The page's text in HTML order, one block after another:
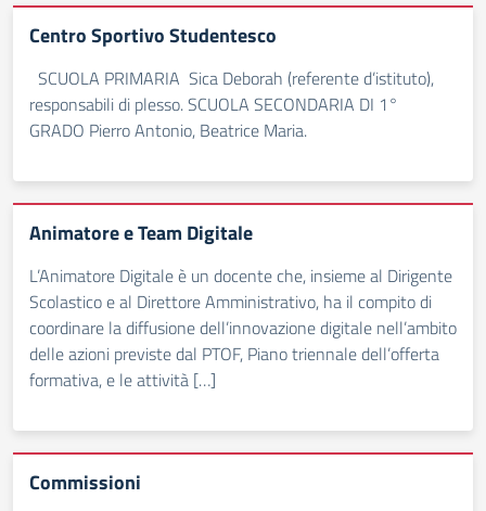
Centro Sportivo Studentesco
SCUOLA PRIMARIA Sica Deborah (referente d’istituto),
responsabili di plesso. SCUOLA SECONDARIA DI 1°
GRADO Pierro Antonio, Beatrice Maria.
Animatore e Team Digitale
L’Animatore Digitale è un docente che, insieme al Dirigente
Scolastico e al Direttore Amministrativo, ha il compito di
coordinare la diffusione dell’innovazione digitale nell’ambito
delle azioni previste dal PTOF, Piano triennale dell’offerta
formativa, e le attività […]
Commissioni